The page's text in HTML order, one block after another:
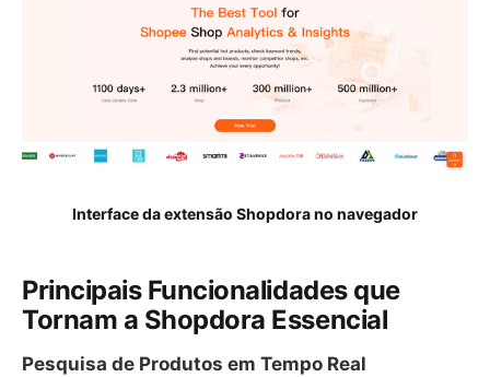
Interface da extensão Shopdora no navegador
Principais Funcionalidades que
Tornam a Shopdora Essencial
Pesquisa de Produtos em Tempo Real